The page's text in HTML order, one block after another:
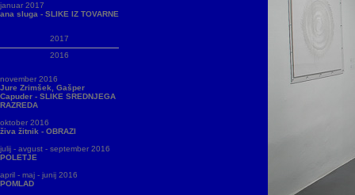
januar 2017
ana sluga - SLIKE IZ TOVARNE
2017
2016
november 2016
Jure Zrimšek, Gašper
Capuder - SLIKE SREDNJEGA
RAZREDA
oktober 2016
živa žitnik - OBRAZI
julij - avgust - september 2016
POLETJE
april - maj - junij 2016
POMLAD